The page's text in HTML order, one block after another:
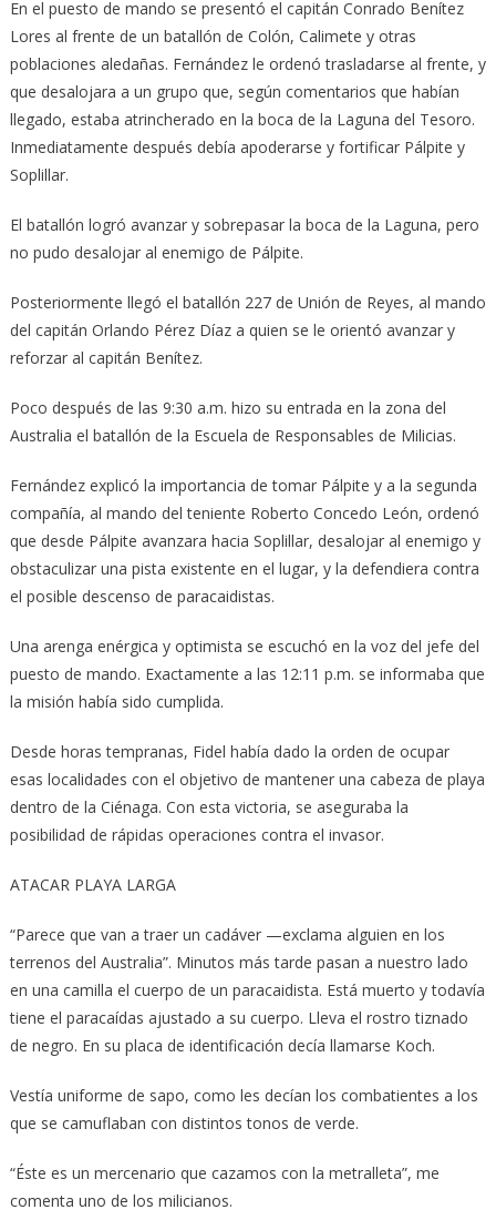
En el puesto de mando se presentó el capitán Conrado Benítez
Lores al frente de un batallón de Colón, Calimete y otras
poblaciones aledañas. Fernández le ordenó trasladarse al frente, y
que desalojara a un grupo que, según comentarios que habían
llegado, estaba atrincherado en la boca de la Laguna del Tesoro.
Inmediatamente después debía apoderarse y fortificar Pálpite y
Soplillar.
El batallón logró avanzar y sobrepasar la boca de la Laguna, pero
no pudo desalojar al enemigo de Pálpite.
Posteriormente llegó el batallón 227 de Unión de Reyes, al mando
del capitán Orlando Pérez Díaz a quien se le orientó avanzar y
reforzar al capitán Benítez.
Poco después de las 9:30 a.m. hizo su entrada en la zona del
Australia el batallón de la Escuela de Responsables de Milicias.
Fernández explicó la importancia de tomar Pálpite y a la segunda
compañía, al mando del teniente Roberto Concedo León, ordenó
que desde Pálpite avanzara hacia Soplillar, desalojar al enemigo y
obstaculizar una pista existente en el lugar, y la defendiera contra
el posible descenso de paracaidistas.
Una arenga enérgica y optimista se escuchó en la voz del jefe del
puesto de mando. Exactamente a las 12:11 p.m. se informaba que
la misión había sido cumplida.
Desde horas tempranas, Fidel había dado la orden de ocupar
esas localidades con el objetivo de mantener una cabeza de playa
dentro de la Ciénaga. Con esta victoria, se aseguraba la
posibilidad de rápidas operaciones contra el invasor.
ATACAR PLAYA LARGA
“Parece que van a traer un cadáver —exclama alguien en los
terrenos del Australia”. Minutos más tarde pasan a nuestro lado
en una camilla el cuerpo de un paracaidista. Está muerto y todavía
tiene el paracaídas ajustado a su cuerpo. Lleva el rostro tiznado
de negro. En su placa de identificación decía llamarse Koch.
Vestía uniforme de sapo, como les decían los combatientes a los
que se camuflaban con distintos tonos de verde.
“Éste es un mercenario que cazamos con la metralleta”, me
comenta uno de los milicianos.